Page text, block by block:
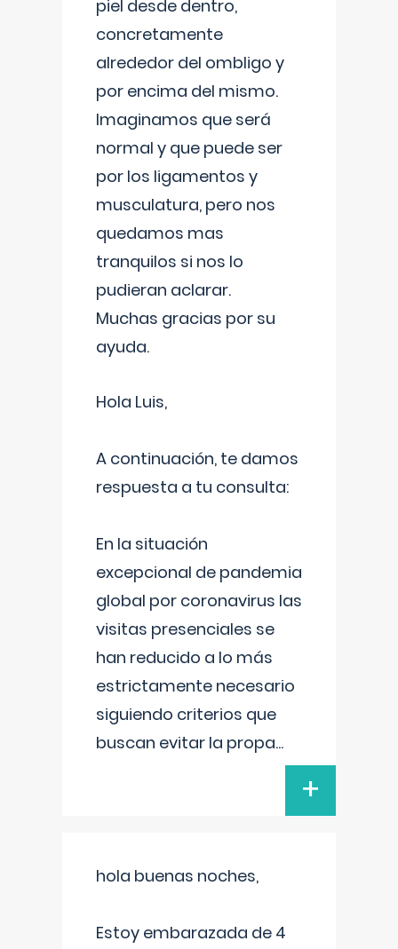
piel desde dentro,
concretamente
alrededor del ombligo y
por encima del mismo.
Imaginamos que será
normal y que puede ser
por los ligamentos y
musculatura, pero nos
quedamos mas
tranquilos si nos lo
pudieran aclarar.
Muchas gracias por su
ayuda.
Hola Luis,
A continuación, te damos
respuesta a tu consulta:
En la situación
excepcional de pandemia
global por coronavirus las
visitas presenciales se
han reducido a lo más
estrictamente necesario
siguiendo criterios que
buscan evitar la propa...
+
hola buenas noches,
Estoy embarazada de 4